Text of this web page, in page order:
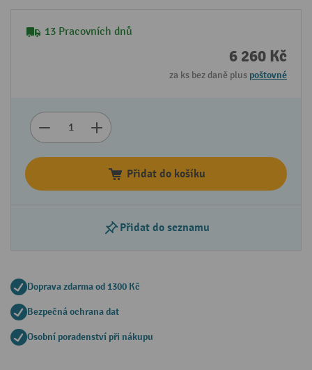
13 Pracovních dnů
6 260 Kč
za ks bez daně plus poštovné
Přidat do košíku
Přidat do seznamu
Doprava zdarma od 1300 Kč
Bezpečná ochrana dat
Osobní poradenství při nákupu